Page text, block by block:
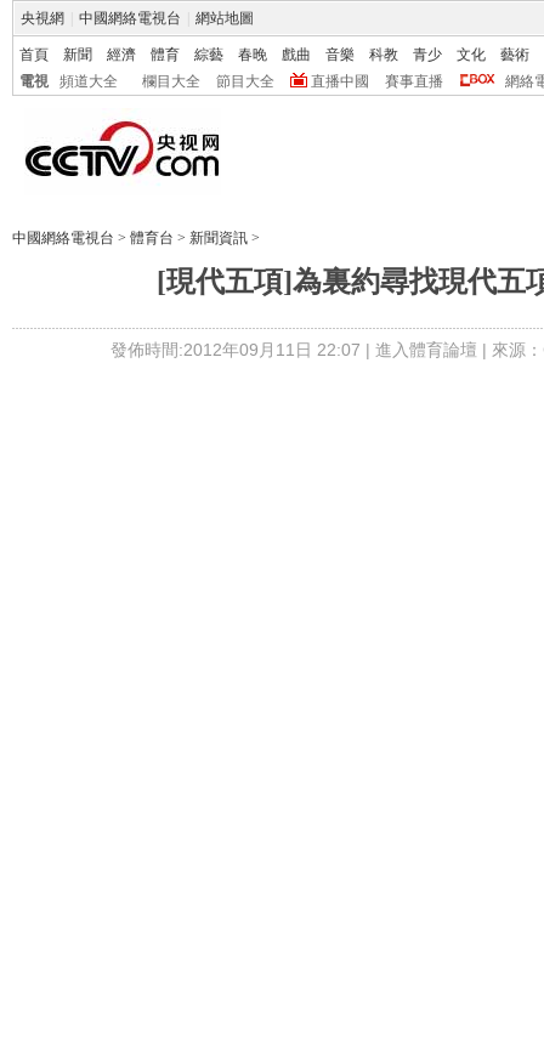
央視網 中國網絡電視台 網站地圖
首頁 新聞 經濟 體育 綜藝 春晚 戲曲 音樂 科教 青少 文化
藝術
電視
頻道大全 欄目大全 節目大全 直播中國 賽事直播 網絡
中國網絡電視台 > 體育台 > 新聞資訊 >
[現代五項]為裏約尋找現代五
發佈時間:2012年09月11日 22:07 | 進入體育論壇 | 來源